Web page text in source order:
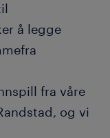
å legge
fra våre
og vi